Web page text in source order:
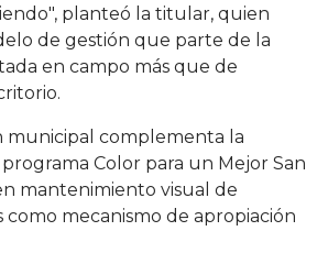
planteó la titular, quien
de gestión que parte de la
en campo más que de
municipal complementa la
Color para un Mejor San
mantenimiento visual de
como mecanismo de apropiación